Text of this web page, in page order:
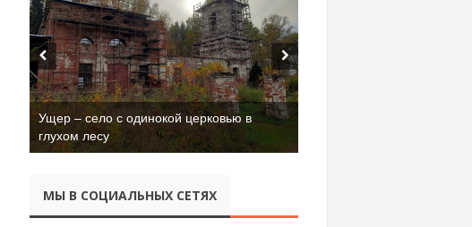
Ущер – село с одинокой церковью в
глухом лесу
МЫ В СОЦИАЛЬНЫХ СЕТЯХ